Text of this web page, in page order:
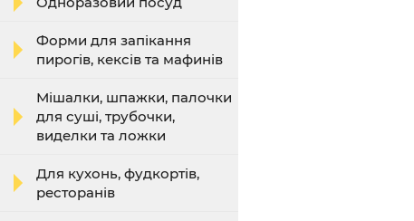
Форми для запікання
пирогів, кексів та мафинів
Мішалки, шпажки, палочки
для суші, трубочки,
виделки та ложки
Для кухонь, фудкортів,
ресторанів